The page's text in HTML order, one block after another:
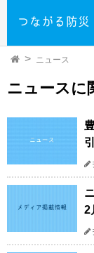
ニュース
ニュースに
2